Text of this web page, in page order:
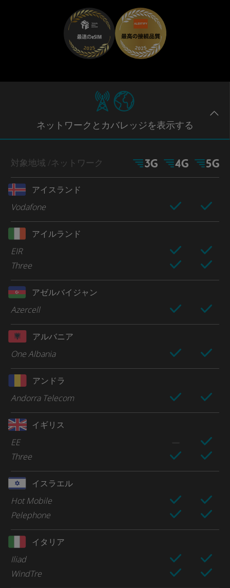
ネットワークとカバレッジを表示する
対象地域 /ネットワーク
アイスランド
Vodafone
アイルランド
EIR
Three
アゼルバイジャン
Azercell
アルバニア
One Albania
アンドラ
Andorra Telecom
イギリス
EE
Three
イスラエル
Hot Mobile
Pelephone
イタリア
Iliad
WindTre